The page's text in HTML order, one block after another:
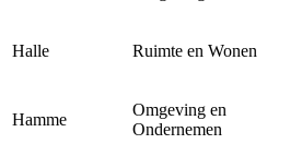
Halle Ruimte en Wonen
Hamme
Omgeving en
Ondernemen